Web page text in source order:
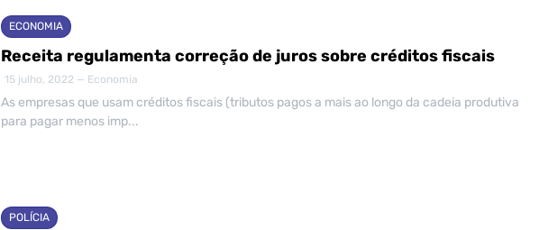
ECONOMIA
Receita regulamenta correção de juros sobre créditos fiscais
15 julho, 2022 — Economia
As empresas que usam créditos fiscais (tributos pagos a mais ao longo da cadeia produtiva
para pagar menos imp...
POLÍCIA